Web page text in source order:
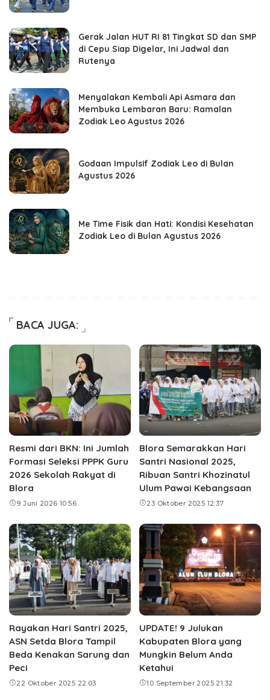
Gerak Jalan HUT RI 81 Tingkat SD dan SMP
di Cepu Siap Digelar, Ini Jadwal dan
Rutenya
Menyalakan Kembali Api Asmara dan
Membuka Lembaran Baru: Ramalan
Zodiak Leo Agustus 2026
Godaan Impulsif Zodiak Leo di Bulan
Agustus 2026
Me Time Fisik dan Hati: Kondisi Kesehatan
Zodiak Leo di Bulan Agustus 2026
BACA JUGA:
Resmi dari BKN: Ini Jumlah
Formasi Seleksi PPPK Guru
2026 Sekolah Rakyat di
Blora
9 Juni 2026 10:56
Blora Semarakkan Hari
Santri Nasional 2025,
Ribuan Santri Khozinatul
Ulum Pawai Kebangsaan
23 Oktober 2025 12:37
Rayakan Hari Santri 2025,
ASN Setda Blora Tampil
Beda Kenakan Sarung dan
Peci
22 Oktober 2025 22:03
UPDATE! 9 Julukan
Kabupaten Blora yang
Mungkin Belum Anda
Ketahui
10 September 2025 21:32